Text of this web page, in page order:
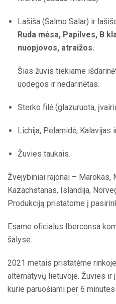
Lašiša (Salmo Salar) ir
Ruda mėsa, Papilves, B
nuopjovos, atraižos.
Šias žuvis tiekiame
uodegos ir nedarinėtas.
Sterko filė (glazuruota,
Lichija, Pelamidė, Kalavijas
Žuvies taukais.
Žvejybiniai rajonai – Marokas,
Kazachstanas, Islandija,
Produkciją pristatome į
Esame oficialus Iberconsa
šalyse.
2021 metais pristatėme
alternatyvų lietuvoje. Žuvies ir
kurie paruošiami per 6